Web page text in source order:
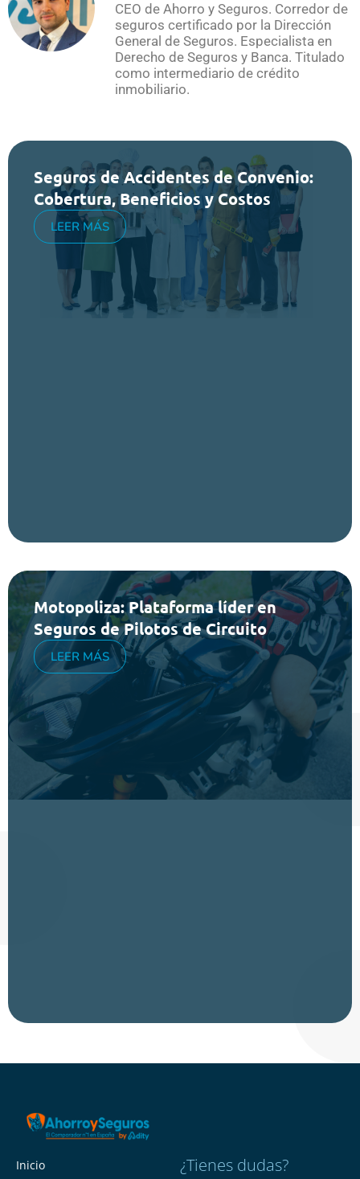
CEO de Ahorro y Seguros. Corredor de
seguros certificado por la Dirección
General de Seguros. Especialista en
Derecho de Seguros y Banca. Titulado
como intermediario de crédito
inmobiliario.
Seguros de Accidentes de Convenio:
Cobertura, Beneficios y Costos
LEER MÁS
Motopoliza: Plataforma líder en
Seguros de Pilotos de Circuito
LEER MÁS
Inicio ¿Tienes dudas?